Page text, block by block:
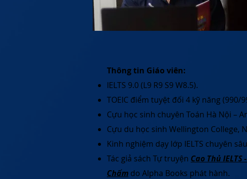
Thông tin Giáo viên:
IELTS 9.0 (L9 R9 S9 W8.5).
TOEIC điểm tuyệt đối 4 kỹ năng (990/
Cựu học sinh chuyên Toán Hà Nội –
Cựu du học sinh Wellington College,
Kinh nghiệm dạy lớp IELTS chuyên
Tác giả sách Tự truyện Cao Thủ
Chấm do Alpha Books phát hành.